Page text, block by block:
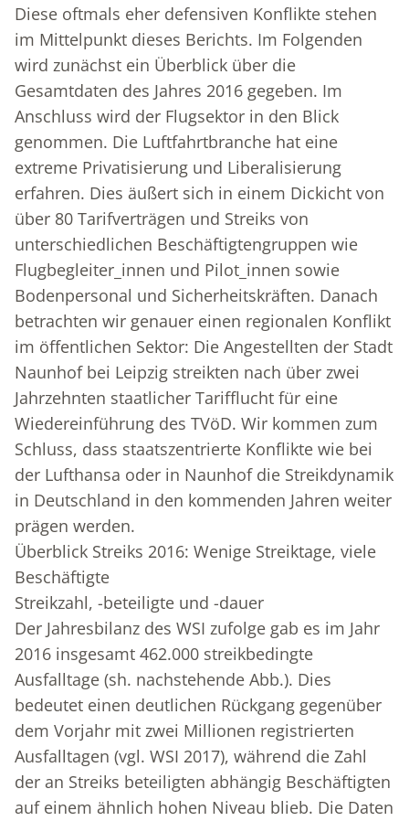
Diese oftmals eher defensiven Konflikte stehen
im Mittelpunkt dieses Berichts. Im Folgenden
wird zunächst ein Überblick über die
Gesamtdaten des Jahres 2016 gegeben. Im
Anschluss wird der Flugsektor in den Blick
genommen. Die Luftfahrtbranche hat eine
extreme Privatisierung und Liberalisierung
erfahren. Dies äußert sich in einem Dickicht von
über 80 Tarifverträgen und Streiks von
unterschiedlichen Beschäftigtengruppen wie
Flugbegleiter_innen und Pilot_innen sowie
Bodenpersonal und Sicherheitskräften. Danach
betrachten wir genauer einen regionalen Konflikt
im öffentlichen Sektor: Die Angestellten der Stadt
Naunhof bei Leipzig streikten nach über zwei
Jahrzehnten staatlicher Tarifflucht für eine
Wiedereinführung des TVöD. Wir kommen zum
Schluss, dass staatszentrierte Konflikte wie bei
der Lufthansa oder in Naunhof die Streikdynamik
in Deutschland in den kommenden Jahren weiter
prägen werden.
Überblick Streiks 2016: Wenige Streiktage, viele
Beschäftigte
Streikzahl, -beteiligte und -dauer
Der Jahresbilanz des WSI zufolge gab es im Jahr
2016 insgesamt 462.000 streikbedingte
Ausfalltage (sh. nachstehende Abb.). Dies
bedeutet einen deutlichen Rückgang gegenüber
dem Vorjahr mit zwei Millionen registrierten
Ausfalltagen (vgl. WSI 2017), während die Zahl
der an Streiks beteiligten abhängig Beschäftigten
auf einem ähnlich hohen Niveau blieb. Die Daten